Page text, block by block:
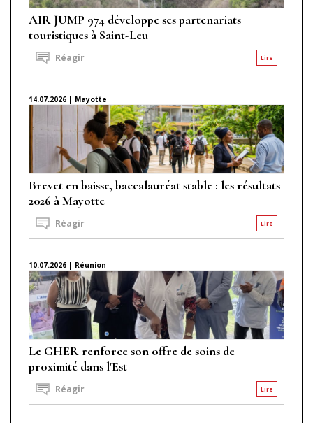
AIR JUMP 974 développe ses partenariats
touristiques à Saint-Leu
Lire
Réagir
14.07.2026 | Mayotte
Brevet en baisse, baccalauréat stable : les résultats
2026 à Mayotte
Lire
Réagir
10.07.2026 | Réunion
Le GHER renforce son offre de soins de
proximité dans l'Est
Lire
Réagir